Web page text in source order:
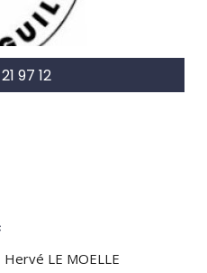
97 12
Hervé LE MOELLE